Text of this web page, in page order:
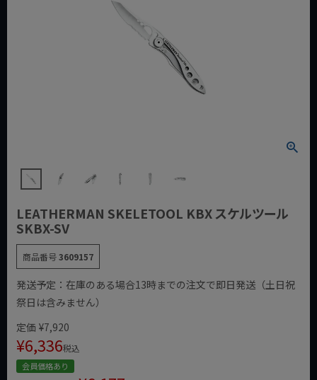
LEATHERMAN SKELETOOL KBX スケルツール
SKBX-SV
商品番号3609157
発送予定：在庫のある場合13時までの注文で即日発送（土日祝
祭日は含みません）
定価 ¥7,920
¥6,336税込
会員価格あり